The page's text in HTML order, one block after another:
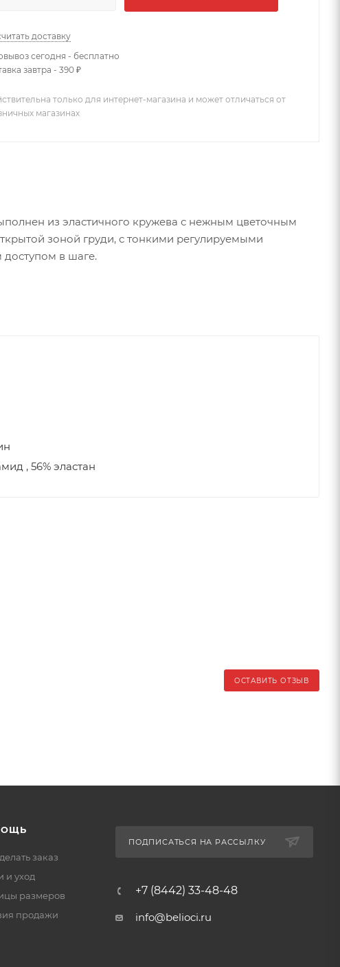
доставку
сегодня - бесплатно
завтра - 390 ₽
только для интернет-магазина и может отличаться от
магазинах
из эластичного кружева с нежным цветочным
зоной груди, с тонкими регулируемыми
доступом в шаге.
, 56% эластан
ОСТАВИТЬ ОТЗЫВ
заказ
и уход
размеров
продажи
ПОДПИСАТЬСЯ НА РАССЫЛКУ
+7 (8442) 33-48-48
info@belioci.ru